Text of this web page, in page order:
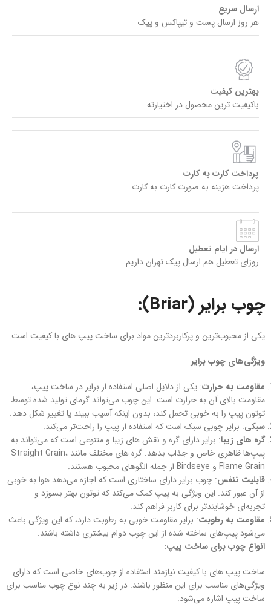
ارسال سریع
هر روز ارسال پست و تیپاکس و پیک
بهترین کیفیت
باکیفیت ترین محصول در اختیارته
پرداخت کارت به کارت
پرداخت هزینه به صورت کارت به کارت
ارسال در ایام تعطیل
روزای تعطیل هم ارسال پیک تهران داریم
چوب برایر (Briar):
یکی از محبوب‌ترین و پرکاربردترین مواد برای ساخت پیپ‌ های با کیفیت است.
ویژگی‌های چوب برایر
مقاومت به حرارت: یکی از دلایل اصلی استفاده از برایر در ساخت پیپ،
مقاومت بالای آن به حرارت است. این چوب می‌تواند گرمای تولید شده توسط
توتون پیپ را به خوبی تحمل کند، بدون اینکه آسیب ببیند یا تغییر شکل دهد.
سبکی: برایر چوبی سبک است که استفاده از پیپ را راحت‌تر می‌کند.
گره های زیبا: برایر دارای گره و نقش های زیبا و متنوعی است که می‌تواند به
پیپ‌ها ظاهری خاص و جذاب بدهد. گره های مختلف مانند Straight Grain،
Flame Grain و Birdseye از جمله الگوهای محبوب هستند.
قابلیت تنفس: چوب برایر دارای ساختاری است که اجازه می‌دهد هوا به خوبی
از آن عبور کند. این ویژگی به پیپ کمک می‌کند که توتون بهتر بسوزد و
تجربه‌ای خوشایندتر برای کاربر فراهم کند.
مقاومت به رطوبت: برایر مقاومت خوبی به رطوبت دارد، که این ویژگی باعث
می‌شود پیپ‌های ساخته شده از این چوب دوام بیشتری داشته باشند.
انواع چوب برای ساخت پیپ:
ساخت پیپ‌ های با کیفیت نیازمند استفاده از چوب‌های خاصی است که دارای
ویژگی‌های مناسب برای این منظور باشند. در زیر به چند نوع چوب مناسب برای
ساخت پیپ اشاره می‌شود: